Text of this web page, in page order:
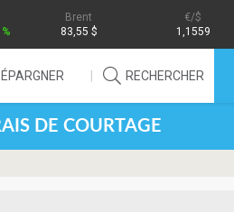
Brent
83,55 $
/$
1,1559
ÉPARGNER RECHERCHER
DE COURTAGE